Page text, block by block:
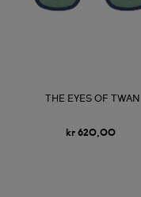
THE EYES OF TWAN
kr 620,00